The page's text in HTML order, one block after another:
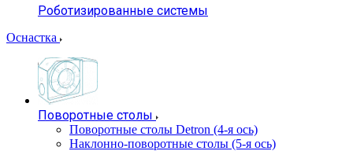
Роботизированные системы
Оснастка
Поворотные столы
Поворотные столы Detron (4-я ось)
Наклонно-поворотные столы (5-я ось)